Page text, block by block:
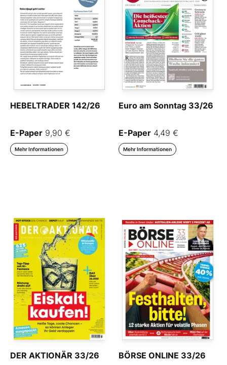
HEBELTRADER 142/26
E-Paper 9,90 €
Mehr Informationen
Euro am Sonntag 33/26
E-Paper 4,49 €
Mehr Informationen
DER AKTIONÄR 33/26 BÖRSE ONLINE 33/26